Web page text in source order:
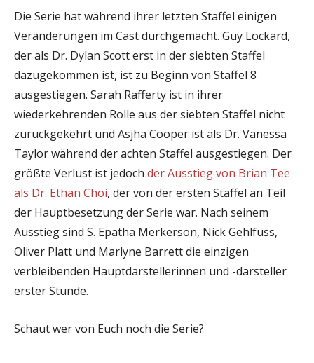
Die Serie hat während ihrer letzten Staffel einigen
Veränderungen im Cast durchgemacht. Guy Lockard,
der als Dr. Dylan Scott erst in der siebten Staffel
dazugekommen ist, ist zu Beginn von Staffel 8
ausgestiegen. Sarah Rafferty ist in ihrer
wiederkehrenden Rolle aus der siebten Staffel nicht
zurückgekehrt und Asjha Cooper ist als Dr. Vanessa
Taylor während der achten Staffel ausgestiegen. Der
größte Verlust ist jedoch der Ausstieg von Brian Tee
als Dr. Ethan Choi, der von der ersten Staffel an Teil
der Hauptbesetzung der Serie war. Nach seinem
Ausstieg sind S. Epatha Merkerson, Nick Gehlfuss,
Oliver Platt und Marlyne Barrett die einzigen
verbleibenden Hauptdarstellerinnen und -darsteller
erster Stunde.
Schaut wer von Euch noch die Serie?